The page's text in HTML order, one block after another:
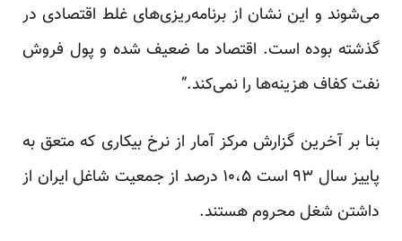
می‌شوند و این نشان از برنامه‌ریزی‌های غلط اقتصادی در
گذشته بوده است. اقتصاد ما ضعیف شده و پول فروش
نفت کفاف هزینه‌ها را نمی‌کند.”
بنا بر آخرین گزارش مرکز آمار از نرخ بیکاری که متعق به
پاییز سال ۹۳ است ۱۰،۵ درصد از جمعیت شاغل ایران از
داشتن شغل محروم هستند.